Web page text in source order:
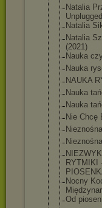
Natalia
Natalia
Natalia
(2021)
Nauka
Nauka
NAUKA
Nauka
Nauka
Nie Chcę
RYTMIKI
Nocny
Od